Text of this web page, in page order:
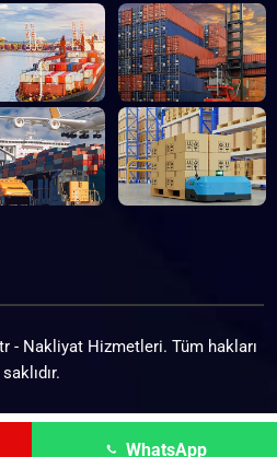
- Nakliyat Hizmetleri. Tüm hakları
saklıdır.
WhatsApp